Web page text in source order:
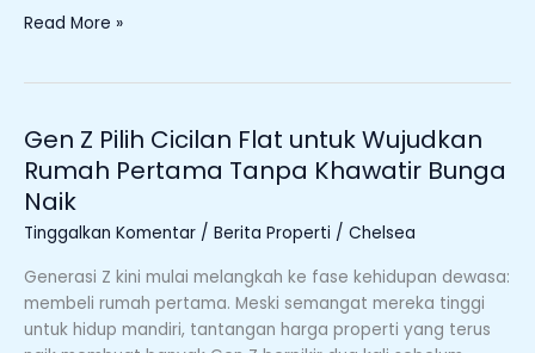
Read More »
Gen Z Pilih Cicilan Flat untuk Wujudkan
Rumah Pertama Tanpa Khawatir Bunga
Naik
Tinggalkan Komentar / Berita Properti / Chelsea
Generasi Z kini mulai melangkah ke fase kehidupan dewasa:
membeli rumah pertama. Meski semangat mereka tinggi
untuk hidup mandiri, tantangan harga properti yang terus
Gen
Z
Pilih
Cicilan
Flat
untuk
Wujudkan
Rumah
Pertama